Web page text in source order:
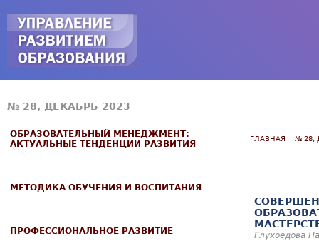
№ 28, ДЕКАБРЬ 2023
ГЛАВНАЯ № 28,
Глухоедова
ОБРАЗОВАТЕЛЬНЫЙ МЕНЕДЖМЕНТ:
АКТУАЛЬНЫЕ ТЕНДЕНЦИИ РАЗВИТИЯ
МЕТОДИКА ОБУЧЕНИЯ И ВОСПИТАНИЯ
ПРОФЕССИОНАЛЬНОЕ РАЗВИТИЕ